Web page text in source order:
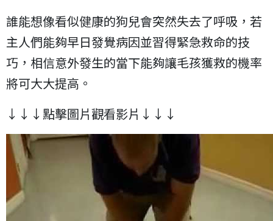
誰能想像看似健康的狗兒會突然失去了呼吸，若
主人們能夠早日發覺病因並習得緊急救命的技
巧，相信意外發生的當下能夠讓毛孩獲救的機率
將可大大提高。
↓↓↓點擊圖片觀看影片↓↓↓